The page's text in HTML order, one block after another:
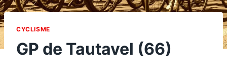
CYCLISME
GP de Tautavel (66)